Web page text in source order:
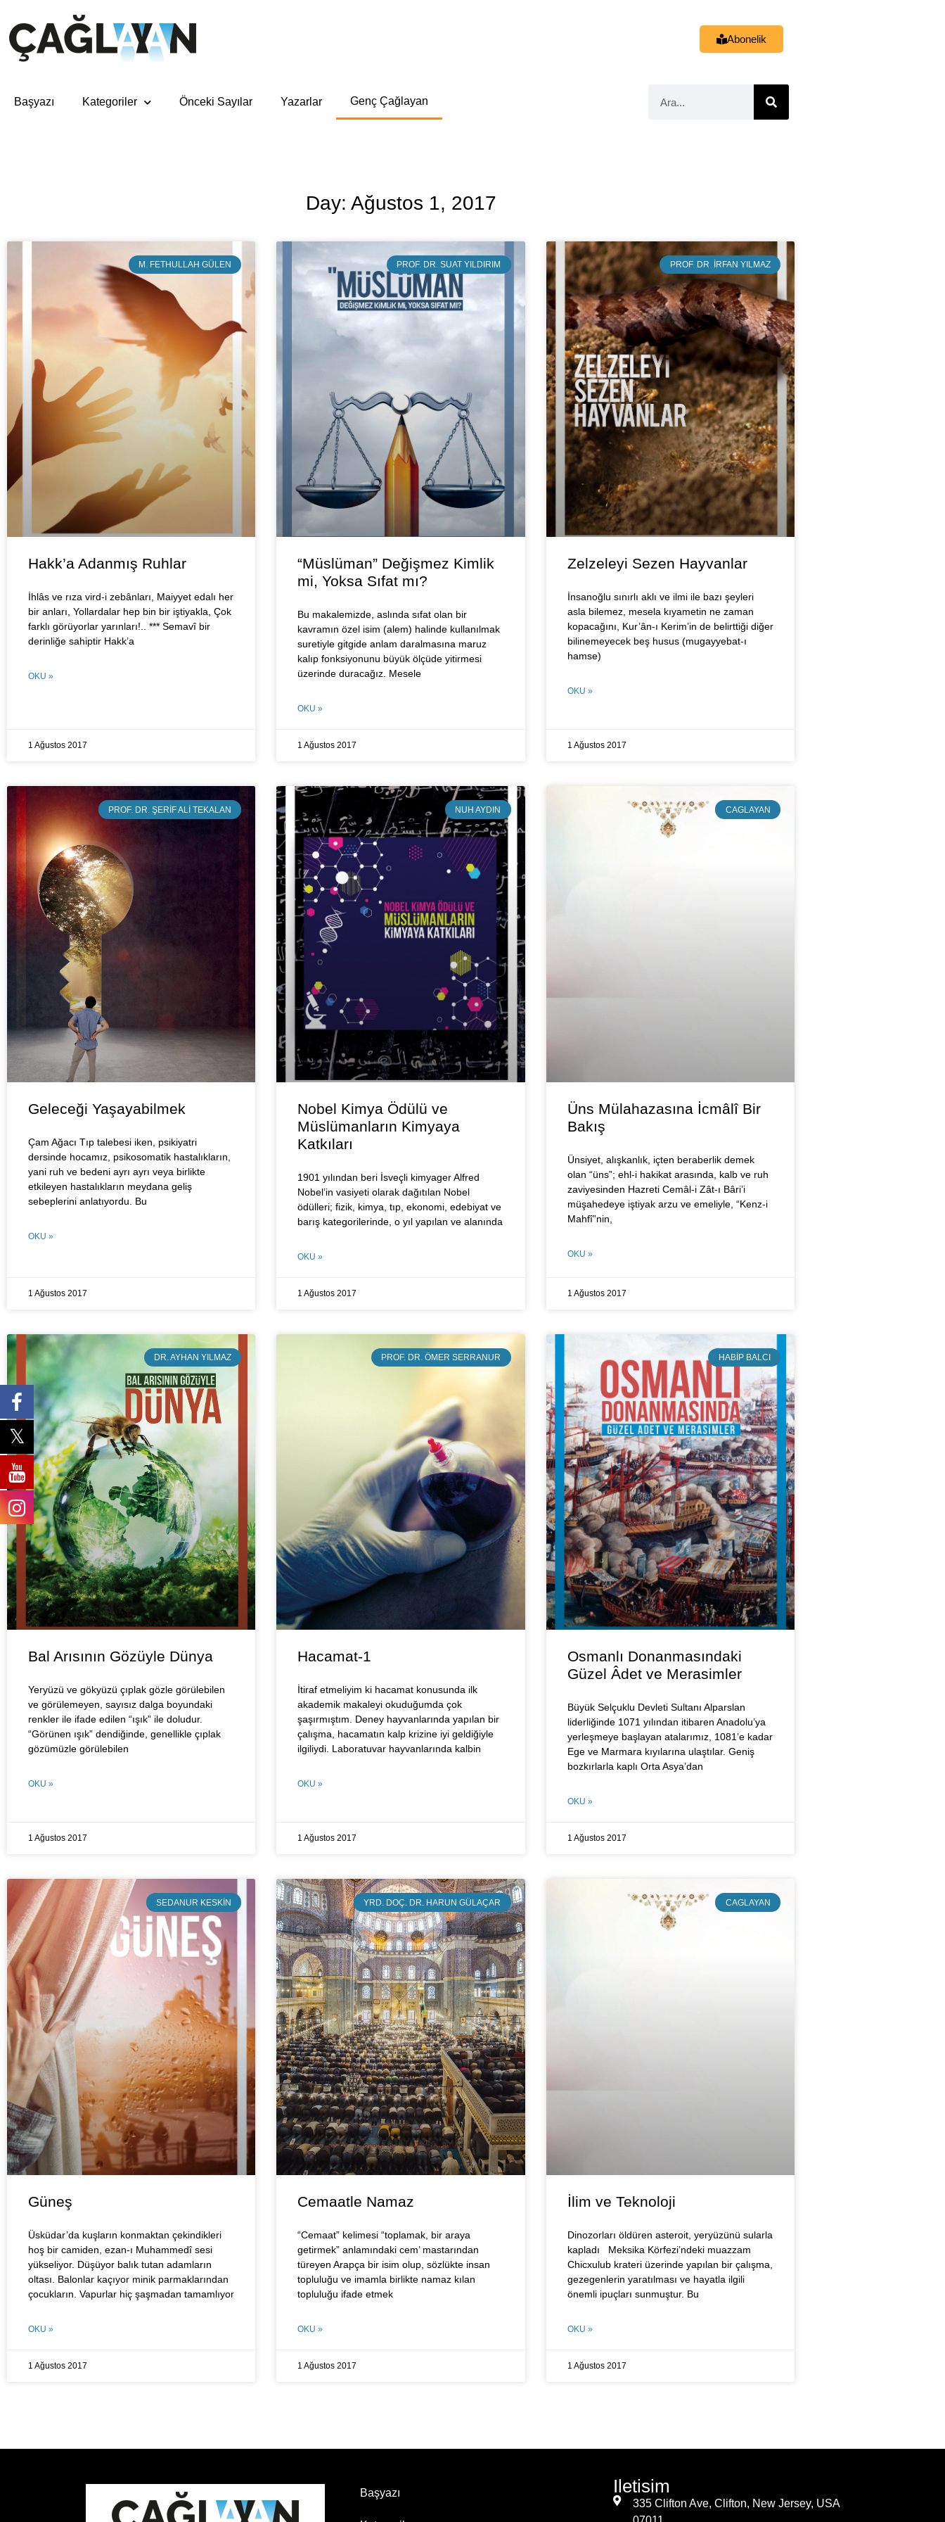
Abonelik
Başyazı Kategoriler Önceki Sayılar Yazarlar Genç Çağlayan
Day: Ağustos 1, 2017
M. FETHULLAH GÜLEN
Hakk’a Adanmış Ruhlar
İhlâs ve rıza vird-i zebânları, Maiyyet edalı her
bir anları, Yollardalar hep bin bir iştiyakla, Çok
farklı görüyorlar yarınları!.. *** Semavî bir
derinliğe sahiptir Hakk’a
OKU »
1 Ağustos 2017
PROF. DR. SUAT YILDIRIM
“Müslüman” Değişmez Kimlik
mi, Yoksa Sıfat mı?
Bu makalemizde, aslında sıfat olan bir
kavramın özel isim (alem) halinde kullanılmak
suretiyle gitgide anlam daralmasına maruz
kalıp fonksiyonunu büyük ölçüde yitirmesi
üzerinde duracağız. Mesele
OKU »
1 Ağustos 2017
PROF. DR. İRFAN YILMAZ
Zelzeleyi Sezen Hayvanlar
İnsanoğlu sınırlı aklı ve ilmi ile bazı şeyleri
asla bilemez, mesela kıyametin ne zaman
kopacağını, Kur’ân-ı Kerim’in de belirttiği diğer
bilinemeyecek beş husus (mugayyebat-ı
hamse)
OKU »
1 Ağustos 2017
PROF. DR. ŞERIF ALI TEKALAN
Geleceği Yaşayabilmek
Çam Ağacı Tıp talebesi iken, psikiyatri
dersinde hocamız, psikosomatik hastalıkların,
yani ruh ve bedeni ayrı ayrı veya birlikte
etkileyen hastalıkların meydana geliş
sebeplerini anlatıyordu. Bu
OKU »
1 Ağustos 2017
NUH AYDIN
Nobel Kimya Ödülü ve
Müslümanların Kimyaya
Katkıları
1901 yılından beri İsveçli kimyager Alfred
Nobel’in vasiyeti olarak dağıtılan Nobel
ödülleri; fizik, kimya, tıp, ekonomi, edebiyat ve
barış kategorilerinde, o yıl yapılan ve alanında
OKU »
1 Ağustos 2017
CAGLAYAN
Üns Mülahazasına İcmâlî Bir
Bakış
Ünsiyet, alışkanlık, içten beraberlik demek
olan “üns”; ehl-i hakikat arasında, kalb ve ruh
zaviyesinden Hazreti Cemâl-i Zât-ı Bâri’i
müşahedeye iştiyak arzu ve emeliyle, “Kenz-i
Mahfî”nin,
OKU »
1 Ağustos 2017
DR. AYHAN YILMAZ
Bal Arısının Gözüyle Dünya
Yeryüzü ve gökyüzü çıplak gözle görülebilen
ve görülemeyen, sayısız dalga boyundaki
renkler ile ifade edilen “ışık” ile doludur.
“Görünen ışık” dendiğinde, genellikle çıplak
gözümüzle görülebilen
OKU »
1 Ağustos 2017
PROF. DR. ÖMER SERRANUR
Hacamat-1
İtiraf etmeliyim ki hacamat konusunda ilk
akademik makaleyi okuduğumda çok
şaşırmıştım. Deney hayvanlarında yapılan bir
çalışma, hacamatın kalp krizine iyi geldiğiyle
ilgiliydi. Laboratuvar hayvanlarında kalbin
OKU »
1 Ağustos 2017
HABIP BALCI
Osmanlı Donanmasındaki
Güzel Âdet ve Merasimler
Büyük Selçuklu Devleti Sultanı Alparslan
liderliğinde 1071 yılından itibaren Anadolu’ya
yerleşmeye başlayan atalarımız, 1081’e kadar
Ege ve Marmara kıyılarına ulaştılar. Geniş
bozkırlarla kaplı Orta Asya’dan
OKU »
1 Ağustos 2017
SEDANUR KESKIN
Güneş
Üsküdar’da kuşların konmaktan çekindikleri
hoş bir camiden, ezan-ı Muhammedî sesi
yükseliyor. Düşüyor balık tutan adamların
oltası. Balonlar kaçıyor minik parmaklarından
çocukların. Vapurlar hiç şaşmadan tamamlıyor
OKU »
1 Ağustos 2017
YRD. DOÇ. DR. HARUN GÜLAÇAR
Cemaatle Namaz
“Cemaat” kelimesi “toplamak, bir araya
getirmek” anla­mındaki cem’ mastarından
türeyen Arap­ça bir isim olup, sözlükte insan
toplulu­ğu ve imamla birlikte namaz kılan
topluluğu ifade etmek
OKU »
1 Ağustos 2017
CAGLAYAN
İlim ve Teknoloji
Dinozorları öldüren asteroit, yeryüzünü sularla
kapladı Meksika Körfezi’ndeki muazzam
Chicxulub krateri üzerinde yapılan bir çalışma,
gezegenlerin yaratılması ve hayatla ilgili
önemli ipuçları sunmuştur. Bu
OKU »
1 Ağustos 2017
Başyazı Iletisim
335 Clifton Ave, Clifton, New Jersey, USA